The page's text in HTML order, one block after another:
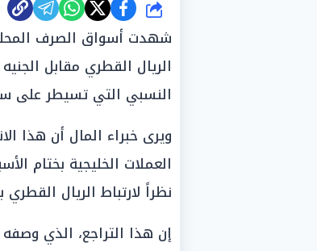
شارك
شهدت أسواق الصرف
الريال القطري مقابل
النسبي التي تسيطر على
ويرى خبراء المال أن هذا
العملات الخليجية بختام
نظراً لارتباط الريال
إن هذا التراجع، الذي